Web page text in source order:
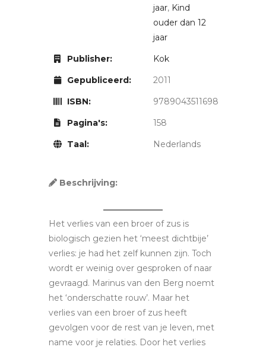
jaar, Kind
ouder dan 12
jaar
Publisher:
Kok
Gepubliceerd:
2011
ISBN:
9789043511698
Pagina's:
158
Taal:
Nederlands
Beschrijving:
Het verlies van een broer of zus is
biologisch gezien het ‘meest dichtbije’
verlies: je had het zelf kunnen zijn. Toch
wordt er weinig over gesproken of naar
gevraagd. Marinus van den Berg noemt
het ‘onderschatte rouw’. Maar het
verlies van een broer of zus heeft
gevolgen voor de rest van je leven, met
name voor je relaties. Door het verlies